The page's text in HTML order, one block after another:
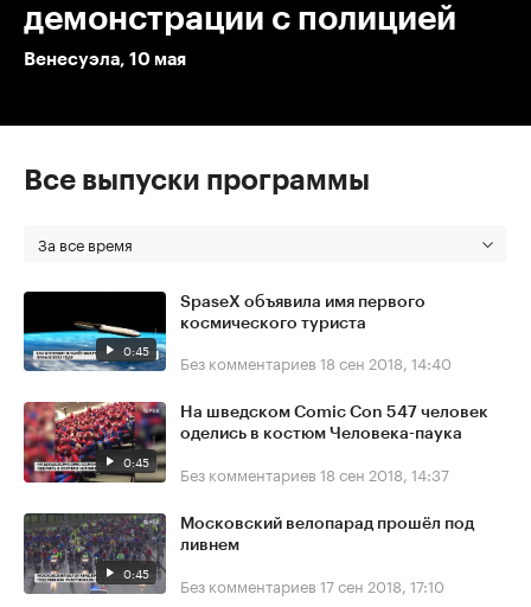
демонстрации с полицией
Венесуэла, 10 мая
Все выпуски программы
За все время
0:45
SpaseX объявила имя первого
космического туриста
Без комментариев 18 сен 2018, 14:40
0:45
На шведском Comic Con 547 человек
оделись в костюм Человека-паука
Без комментариев 18 сен 2018, 14:37
0:45
Московский велопарад прошёл под
ливнем
Без комментариев 17 сен 2018, 17:10